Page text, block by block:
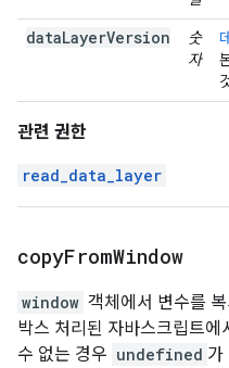
dataLayerVersion
숫
자
관련 권한
read_data_layer
copyFromWindow
window 객체에서 변수를
박스 처리된 자바스크립트
수 없는 경우 undefined 가